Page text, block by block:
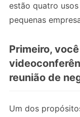
estão quatro
pequenas
Primeiro,
reunião de
Um dos